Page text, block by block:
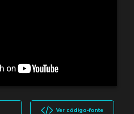
Ver código-fonte